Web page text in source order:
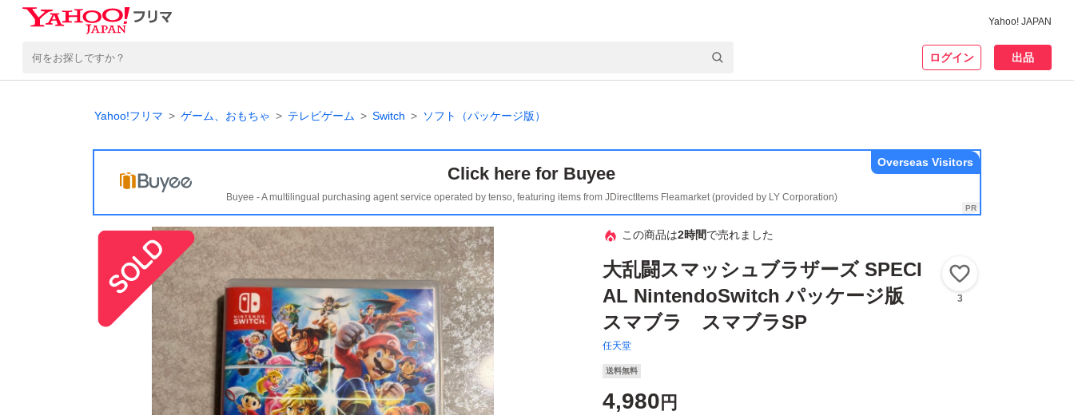
Yahoo! JAPAN
ログイン 出品
Yahoo!フリマ ゲーム、おもちゃ テレビゲーム Switch ソフト（パッケージ版）
Click here for Buyee
Buyee - A multilingual purchasing agent service operated by tenso, featuring items from JDirectItems Fleamarket (provided by LY Corporation)
Overseas Visitors
この商品は2時間で売れました
大乱闘スマッシュブラザーズ SPECI
AL NintendoSwitch パッケージ版
スマブラ スマブラSP
任天堂
3
送料無料
4,980 円